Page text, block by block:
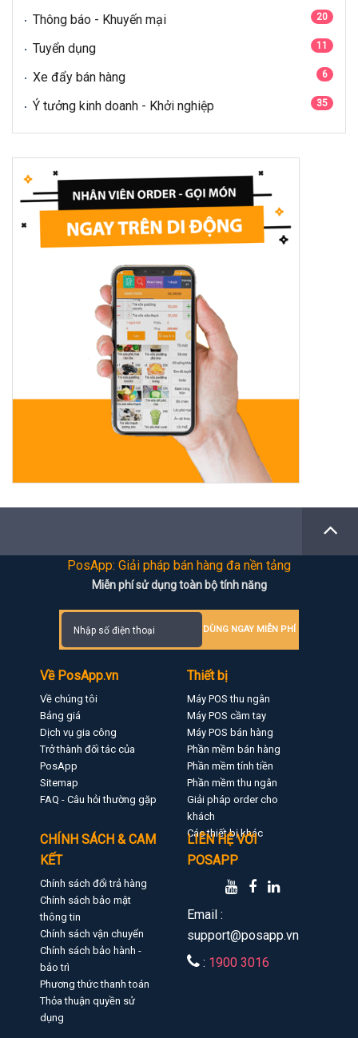
Thông báo - Khuyến mại 20
Tuyển dụng 11
Xe đẩy bán hàng 6
Ý tưởng kinh doanh - Khởi nghiệp 35
PosApp: Giải pháp bán hàng đa nền tảng
Miễn phí sử dụng toàn bộ tính năng
DÙNG NGAY MIỄN PHÍ
Về PosApp.vn
Về chúng tôi
Bảng giá
Dịch vụ gia công
Trở thành đối tác của
PosApp
Sitemap
FAQ - Câu hỏi thường gặp
Thiết bị
Máy POS thu ngân
Máy POS cầm tay
Máy POS bán hàng
Phần mềm bán hàng
Phần mềm tính tiền
Phần mềm thu ngân
Giải pháp order cho
khách
Các thiết bị khác
CHÍNH SÁCH & CAM
KẾT
Chính sách đổi trả hàng
Chính sách bảo mật
thông tin
Chính sách vận chuyển
Chính sách bảo hành -
bảo trì
Phương thức thanh toán
Thỏa thuận quyền sử
dụng
LIÊN HỆ VỚI
POSAPP
Email :
support@posapp.vn
: 1900 3016